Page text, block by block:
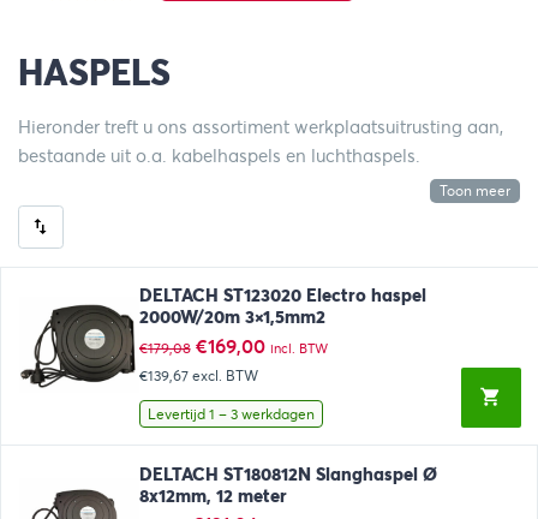
HASPELS
Hieronder treft u ons assortiment werkplaatsuitrusting aan,
bestaande uit o.a. kabelhaspels en luchthaspels.
Toon meer
DELTACH ST123020 Electro haspel
2000W/20m 3×1,5mm2
€179,08 Oorspronkelijke
prijs
was:
€179,08.
€169,00Huidige
€169,00.
incl. BTW
€139,67 excl. BTW
Levertijd 1 – 3 werkdagen
DELTACH ST180812N Slanghaspel Ø
8x12mm, 12 meter